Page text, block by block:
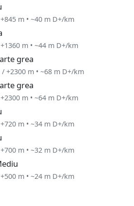
m • ~40 m D+/km
m • ~44 m D+/km
grea
+2300 m • ~68 m D+/km
grea
m • ~64 m D+/km
m • ~34 m D+/km
m • ~32 m D+/km
m • ~24 m D+/km